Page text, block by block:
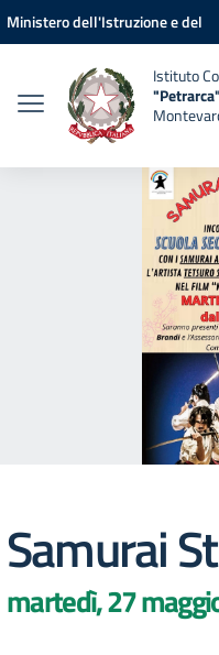
Vai ai contenuti
Vai al menu di navigazione
Vai al footer
Ministero dell'Istruzione e del
Istituto
"Petrarca"
Samurai
martedì, 27